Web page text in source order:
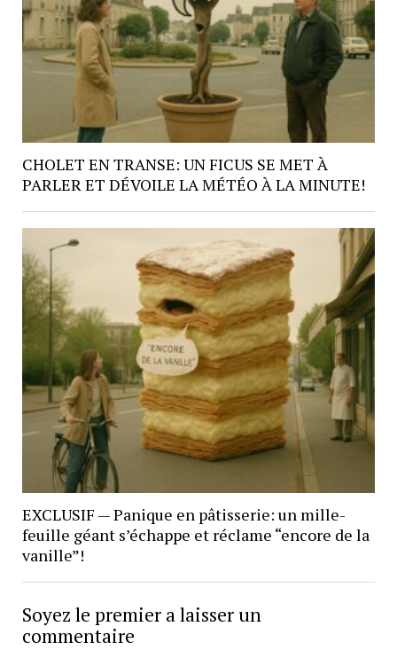
CHOLET EN TRANSE: UN FICUS SE MET À
PARLER ET DÉVOILE LA MÉTÉO À LA MINUTE!
EXCLUSIF — Panique en pâtisserie: un mille-
feuille géant s’échappe et réclame “encore de la
vanille”!
Soyez le premier a laisser un
commentaire